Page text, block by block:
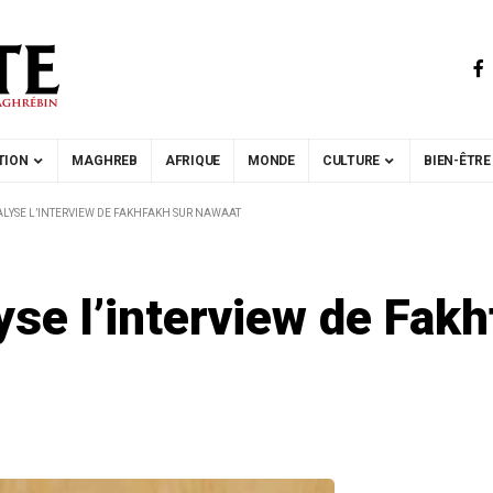
MAGHREB AFRIQUE MONDE CULTURE BIEN-ÊTRE
L’INTERVIEW DE FAKHFAKH SUR NAWAAT
l’interview de